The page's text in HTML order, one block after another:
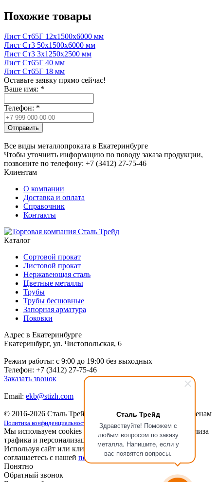
Сталь Трейд
Здравствуйте! Поможем с
любым вопросом по заказу
металла. Напишите, если у
вас появятся вопросы.
Похожие товары
Лист Ст65Г 12x1500x6000 мм
Лист Ст3 50x1500x6000 мм
Лист Ст3 3x1250x2500 мм
Лист Ст65Г 40 мм
Лист Ст65Г 18 мм
Оставьте заявку прямо сейчас!
Ваше имя: *
Телефон: *
Отправить
Все виды металлопроката в Екатеринбурге
Чтобы уточнить информацию по поводу заказа продукции,
позвоните по телефону: +7 (3412) 27-75-46
Клиентам
О компании
Доставка и оплата
Справочник
Контакты
Каталог
Сортовой прокат
Листовой прокат
Нержавеющая сталь
Цветные металлы
Трубы
Трубы бесшовные
Запорная арматура
Поковки
Адрес в Екатеринбурге
Екатеринбург, ул. Чистопольская, 6
Режим работы: c 9:00 до 19:00 без выходных
Телефон: +7 (3412) 27-75-46
Заказать звонок
Email: ekb@stizh.com
© 2016-2026 Сталь Трейд Металлопрокатпо выгодным ценам
Политика конфиденциальности
Мы используем cookies для улучшения работы сайта, анализа
трафика и персонализации.
Используя сайт или кликая на кнопку "Понятно", вы
соглашаетесь с нашей политикой конфиденциальности
Понятно
Обратный звонок